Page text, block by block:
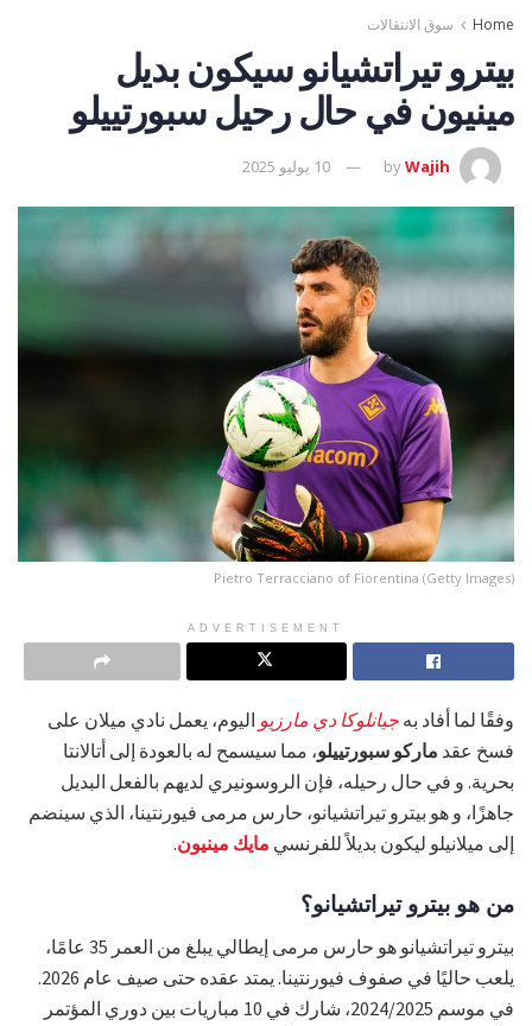
Home سوق الانتقالات
بيترو تيراتشيانو سيكون بديل
مينيون في حال رحيل سبورتييلو
byWajih 10 يوليو 2025
Pietro Terracciano of Fiorentina (Getty Images)
ADVERTISEMENT
وفقًا لما أفاد به جيانلوكا دي مارزيو اليوم، يعمل نادي ميلان على
فسخ عقد ماركو سبورتييلو، مما سيسمح له بالعودة إلى أتالانتا
بحرية. و في حال رحيله، فإن الروسونيري لديهم بالفعل البديل
جاهزًا، و هو بيترو تيراتشيانو، حارس مرمى فيورنتينا، الذي سينضم
إلى ميلانيلو ليكون بديلاً للفرنسي مايك مينيون.
من هو بيترو تيراتشيانو؟
بيترو تيراتشيانو هو حارس مرمى إيطالي يبلغ من العمر 35 عامًا،
يلعب حاليًا في صفوف فيورنتينا. يمتد عقده حتى صيف عام 2026.
في موسم 2024/2025، شارك في 10 مباريات بين دوري المؤتمر